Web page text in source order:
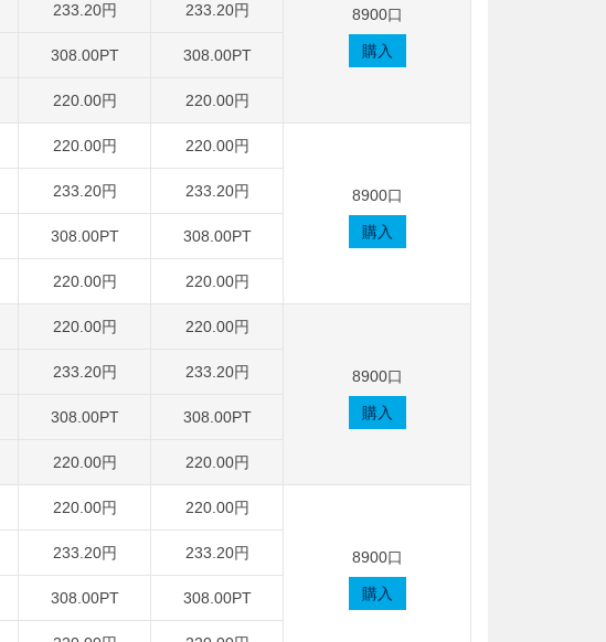
8900口
購入
233.20円 233.20円
308.00PT 308.00PT
220.00円 220.00円
220.00円 220.00円
8900口
購入
233.20円 233.20円
308.00PT 308.00PT
220.00円 220.00円
220.00円 220.00円
8900口
購入
233.20円 233.20円
308.00PT 308.00PT
220.00円 220.00円
220.00円 220.00円
8900口
購入
233.20円 233.20円
308.00PT 308.00PT